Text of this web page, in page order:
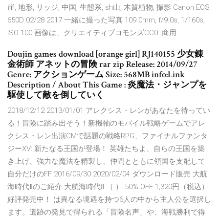
崖, 地形, リッジ, 中国, 生態系, sh山, 木質植物, 撮影 Canon EOS
650D 02/28 2017 一緒に撮った写真 109.0mm, f/9.0s, 1/160s,
ISO 100 画像は、クリエイティブコモンズCC0. 商用
Doujin games download [orange girl] RJ140155 少女錬
金術師 アネットの冒険 rar zip Release: 2014/09/27
Genre: アクションゲーム Size: 568MB info:Link
Description / About This Game : 炎魔法・ジャンプを
駆使して敵を倒していく
2018/12/12 2013/01/01 アレクシス・レンがあなたを待ってい
る！冒険に踏み出そう！新機軸のモバイル戦略ゲームでアレ
クシス・レン出演CMで話題の戦略RPG、ファイナルファンタ
ジーXV: 新たなる王国が登場！ 英雄たちよ、自らの王国を築
き上げ、強力な魔法を精製し、仲間とともに領国を支配して
自分だけのFF 2016/09/30 2020/02/04 ダウンロード販売 大航
海時代Ⅱのご紹介 大航海時代Ⅱ （ ） 50% OFF 1,320円（税込）
好評発売中！ は異なる境遇を持つ6人の中から主人公を選択し
ます。遺跡の発見で得られる「冒険名声」や、海戦勝利で得